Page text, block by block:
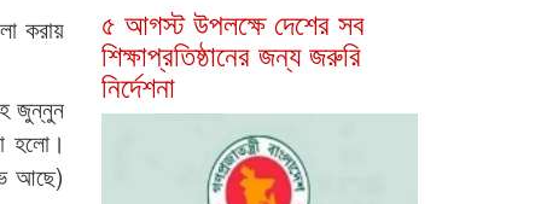
করায়
জুন্নুন
হলো।
আছে)
৫ আগস্ট উপলক্ষে দেশের সব
শিক্ষাপ্রতিষ্ঠানের জন্য জরুরি
নির্দেশনা